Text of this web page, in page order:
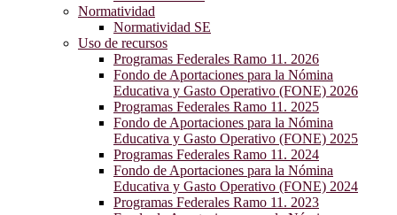
Normatividad
Normatividad SE
Uso de recursos
Programas Federales Ramo 11. 2026
Fondo de Aportaciones para la Nómina
Educativa y Gasto Operativo (FONE) 2026
Programas Federales Ramo 11. 2025
Fondo de Aportaciones para la Nómina
Educativa y Gasto Operativo (FONE) 2025
Programas Federales Ramo 11. 2024
Fondo de Aportaciones para la Nómina
Educativa y Gasto Operativo (FONE) 2024
Programas Federales Ramo 11. 2023